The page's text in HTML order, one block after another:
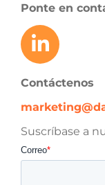
Ponte en
Contáctenos
Suscríbase a